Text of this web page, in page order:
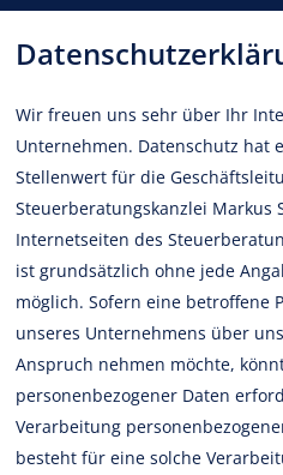
Wir freuen uns sehr über Ihr
Unternehmen. Datenschutz hat
Stellenwert für die
Steuerberatungskanzlei Markus
Internetseiten des
ist grundsätzlich ohne jede
möglich. Sofern eine betroffene
unseres Unternehmens über
Anspruch nehmen möchte,
personenbezogener Daten
Verarbeitung
besteht für eine solche